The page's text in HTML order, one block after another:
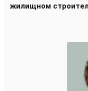
жилищном